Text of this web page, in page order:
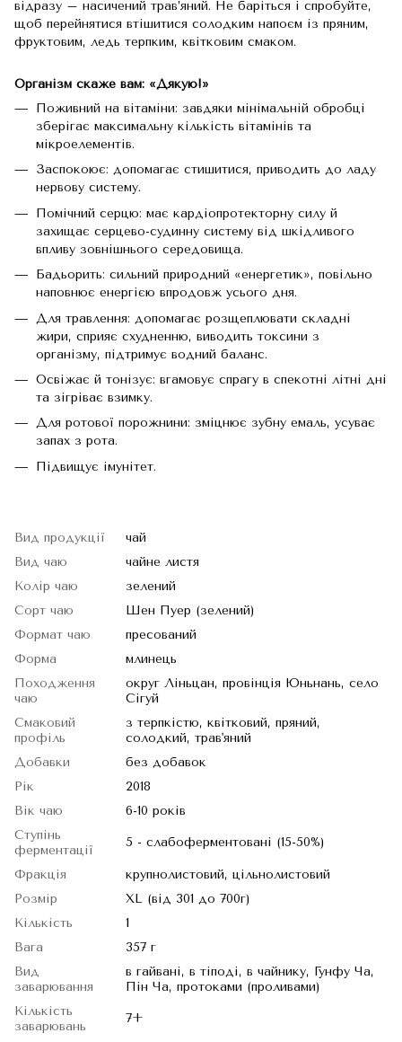
відразу – насичений трав’яний. Не баріться і спробуйте,
щоб перейнятися втішитися солодким напоєм із пряним,
фруктовим, ледь терпким, квітковим смаком.
Організм скаже вам: «Дякую!»
Поживний на вітаміни: завдяки мінімальній обробці
зберігає максимальну кількість вітамінів та
мікроелементів.
Заспокоює: допомагає стишитися, приводить до ладу
нервову систему.
Помічний серцю: має кардіопротекторну силу й
захищає серцево-судинну систему від шкідливого
впливу зовнішнього середовища.
Бадьорить: сильний природний «енергетик», повільно
наповнює енергією впродовж усього дня.
Для травлення: допомагає розщеплювати складні
жири, сприяє схудненню, виводить токсини з
організму, підтримує водний баланс.
Освіжає й тонізує: вгамовує спрагу в спекотні літні дні
та зігріває взимку.
Для ротової порожнини: зміцнює зубну емаль, усуває
запах з рота.
Підвищує імунітет.
Вид продукції
чай
Вид чаю
чайне листя
Колір чаю
зелений
Сорт чаю
Шен Пуер (зелений)
Формат чаю
пресований
Форма
млинець
Походження
чаю
округ Ліньцан, провінція Юньнань, село
Сігуй
Смаковий
профіль
з терпкістю, квітковий, пряний,
солодкий, трав'яний
Добавки
без добавок
Рік
2018
Вік чаю
6-10 років
Ступінь
ферментації
5 - слабоферментовані (15-50%)
Фракція
крупнолистовий, цільнолистовий
Розмір
XL (від 301 до 700г)
Кількість
1
Вага
357 г
Вид
заварювання
в гайвані, в тіподі, в чайнику, Гунфу Ча,
Пін Ча, протоками (проливами)
Кількість
заварювань
7+